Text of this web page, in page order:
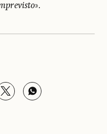
».